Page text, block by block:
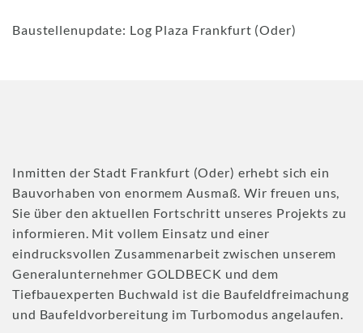
Baustellenupdate: Log Plaza Frankfurt (Oder)
Inmitten der Stadt Frankfurt (Oder) erhebt sich ein
Bauvorhaben von enormem Ausmaß. Wir freuen uns,
Sie über den aktuellen Fortschritt unseres Projekts zu
informieren. Mit vollem Einsatz und einer
eindrucksvollen Zusammenarbeit zwischen unserem
Generalunternehmer GOLDBECK und dem
Tiefbauexperten Buchwald ist die Baufeldfreimachung
und Baufeldvorbereitung im Turbomodus angelaufen.